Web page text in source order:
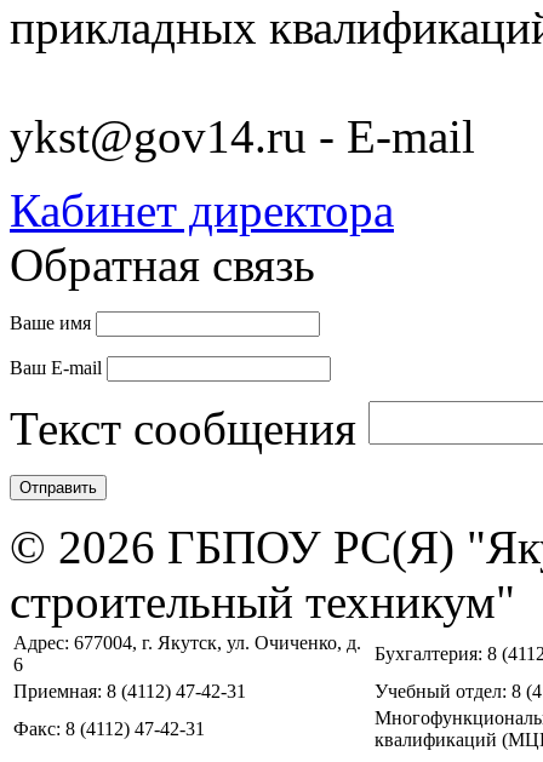
прикладных
ykst@gov14.ru - E-mail
Кабинет директора
Обратная связь
Ваше имя
Ваш E-mail
Текст сообщения
© 2026 ГБПОУ РС(Я)
строительный техникум"
Адрес: 677004, г. Якутск, ул. Очиченко, д.
6
Бухгалтерия: 8
Приемная: 8 (4112) 47-42-31
Учебный отдел: 8
Факс: 8 (4112) 47-42-31
квалификаций